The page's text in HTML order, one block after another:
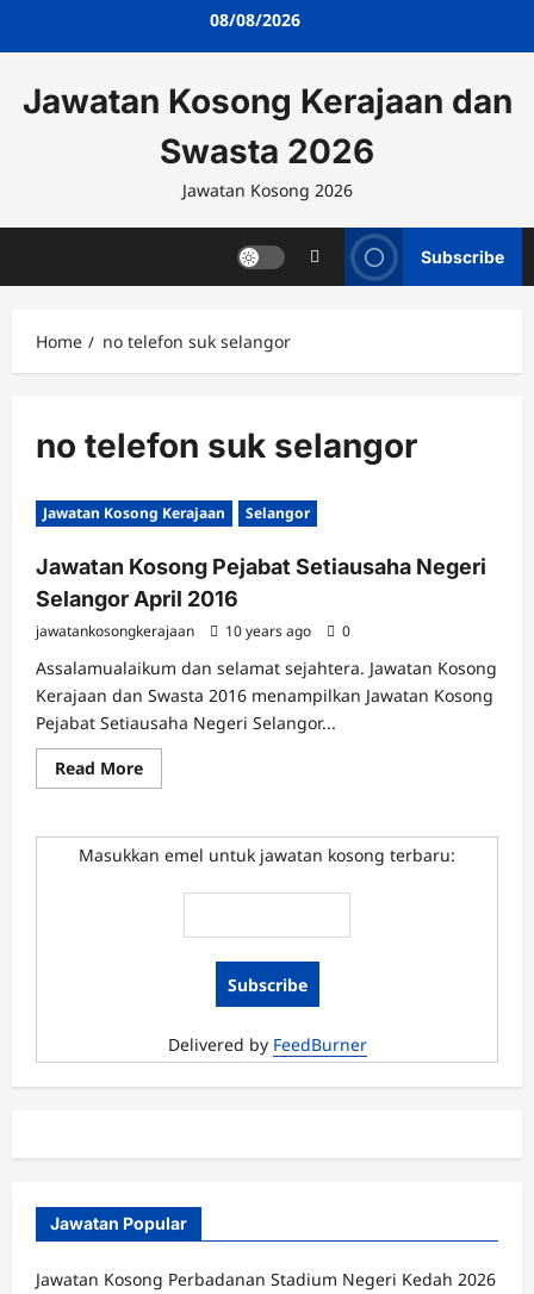
08/08/2026
Jawatan Kosong Kerajaan dan
Swasta 2026
Jawatan Kosong 2026
Subscribe
Home no telefon suk selangor
no telefon suk selangor
Jawatan Kosong Kerajaan Selangor
Jawatan Kosong Pejabat Setiausaha Negeri
Selangor April 2016
jawatankosongkerajaan 10 years ago 0
Assalamualaikum dan selamat sejahtera. Jawatan Kosong
Kerajaan dan Swasta 2016 menampilkan Jawatan Kosong
Pejabat Setiausaha Negeri Selangor...
Read MoreRead
more
Kosong
Pejabat
Setiausaha
Selangor
Masukkan emel untuk jawatan kosong terbaru:
Delivered by FeedBurner
Jawatan Popular
Jawatan Kosong Perbadanan Stadium Negeri Kedah 2026